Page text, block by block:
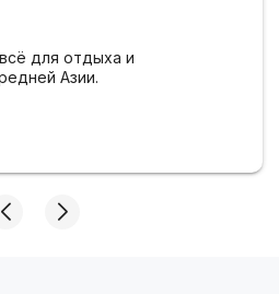
для отдыха и
Азии.